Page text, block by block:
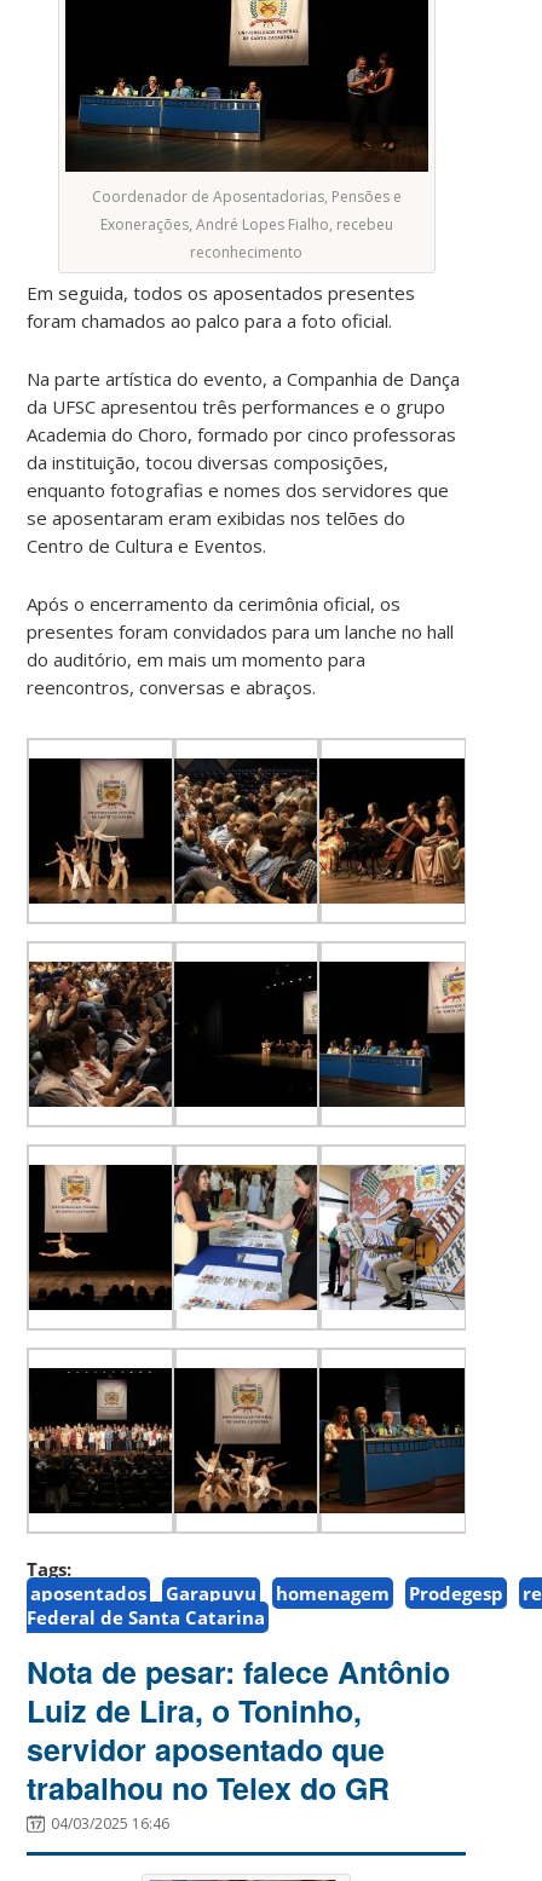
Coordenador de Aposentadorias, Pensões e
Exonerações, André Lopes Fialho, recebeu
reconhecimento
Em seguida, todos os aposentados presentes
foram chamados ao palco para a foto oficial.
Na parte artística do evento, a Companhia de Dança
da UFSC apresentou três performances e o grupo
Academia do Choro, formado por cinco professoras
da instituição, tocou diversas composições,
enquanto fotografias e nomes dos servidores que
se aposentaram eram exibidas nos telões do
Centro de Cultura e Eventos.
Após o encerramento da cerimônia oficial, os
presentes foram convidados para um lanche no hall
do auditório, em mais um momento para
reencontros, conversas e abraços.
Tags:
aposentados
Garapuvu homenagem Prodegesp
Federal de Santa Catarina
Nota de pesar: falece Antônio
Luiz de Lira, o Toninho,
servidor aposentado que
trabalhou no Telex do GR
04/03/2025 16:46